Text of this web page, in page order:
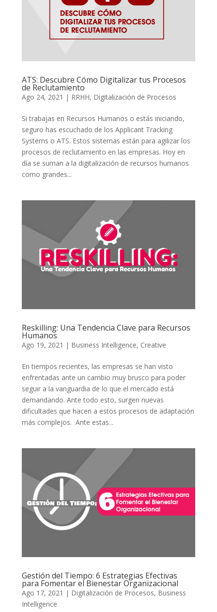
ATS: Descubre Cómo Digitalizar tus Procesos
de Reclutamiento
Ago 24, 2021 | RRHH, Digitalización de Procesos
Si trabajas en Recursos Humanos o estás iniciando,
seguro has escuchado de los Applicant Tracking
Systems o ATS. Estos sistemas están para agilizar los
procesos de reclutamiento en las empresas. Hoy en
día se suman a la digitalización de recursos humanos
como grandes...
Reskilling: Una Tendencia Clave para Recursos
Humanos
Ago 19, 2021 | Business Intelligence, Creative
En tiempos recientes, las empresas se han visto
enfrentadas ante un cambio muy brusco para poder
seguir a la vanguardia de lo que el mercado está
demandando. Ante todo esto, surgen nuevas
dificultades que hacen a estos procesos de adaptación
más complejos. Ante estas...
Gestión del Tiempo: 6 Estrategias Efectivas
para Fomentar el Bienestar Organizacional
Ago 17, 2021 | Digitalización de Procesos, Business
Intelligence